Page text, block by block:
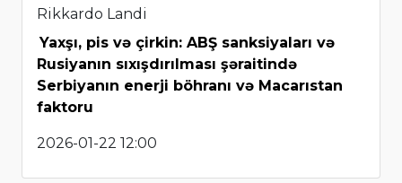
Rikkardo Landi
Yaxşı, pis və çirkin: ABŞ sanksiyaları və
Rusiyanın sıxışdırılması şəraitində
Serbiyanın enerji böhranı və Macarıstan
faktoru
2026-01-22 12:00